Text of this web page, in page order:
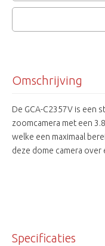
Omschrijving
De GCA-C2357V is een
zoomcamera met een
welke een maximaal
deze dome camera over
Specificaties